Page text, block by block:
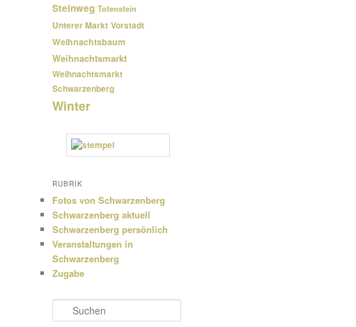
Steinweg Totenstein
Unterer Markt Vorstadt
Weihnachtsbaum
Weihnachtsmarkt
Weihnachtsmarkt
Schwarzenberg
Winter
RUBRIK
Fotos von Schwarzenberg
Schwarzenberg aktuell
Schwarzenberg persönlich
Veranstaltungen in
Schwarzenberg
Zugabe
u